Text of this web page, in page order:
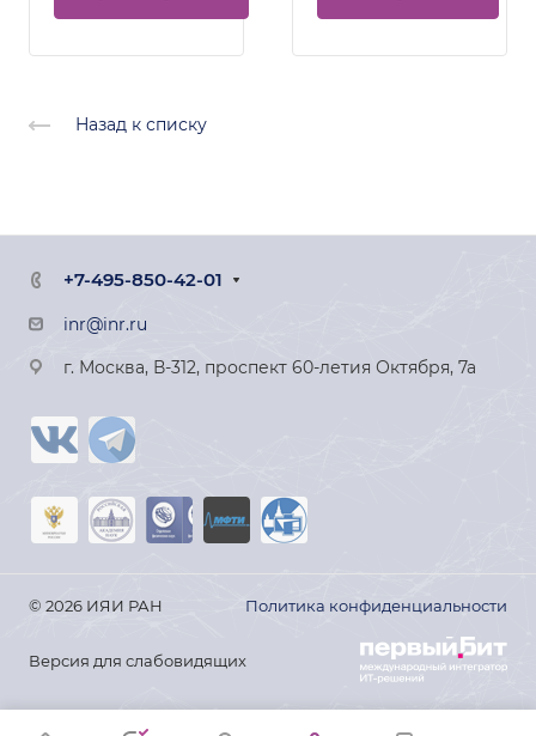
Назад к списку
+7-495-850-42-01
inr@inr.ru
г. Москва, В-312, проспект 60-летия Октября, 7а
© 2026 ИЯИ РАН Политика конфиденциальности
Версия для слабовидящих